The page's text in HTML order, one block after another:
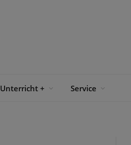
Unterricht + Service